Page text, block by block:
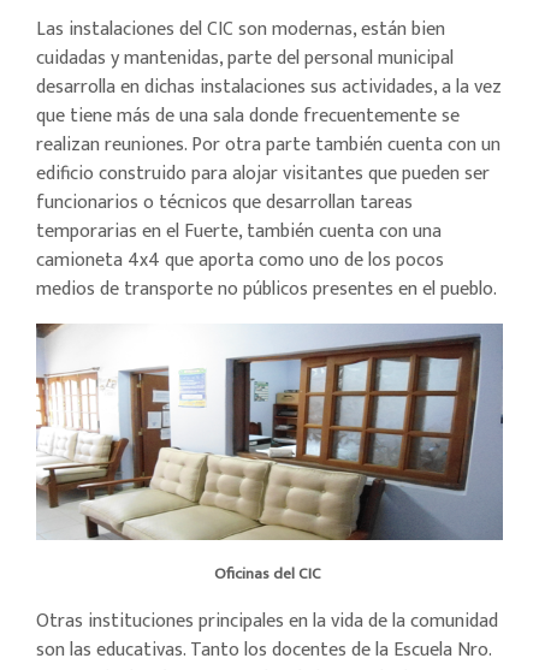
Las instalaciones del CIC son modernas, están bien
cuidadas y mantenidas, parte del personal municipal
desarrolla en dichas instalaciones sus actividades, a la vez
que tiene más de una sala donde frecuentemente se
realizan reuniones. Por otra parte también cuenta con un
edificio construido para alojar visitantes que pueden ser
funcionarios o técnicos que desarrollan tareas
temporarias en el Fuerte, también cuenta con una
camioneta 4x4 que aporta como uno de los pocos
medios de transporte no públicos presentes en el pueblo.
Oficinas del CIC
Otras instituciones principales en la vida de la comunidad
son las educativas. Tanto los docentes de la Escuela Nro.